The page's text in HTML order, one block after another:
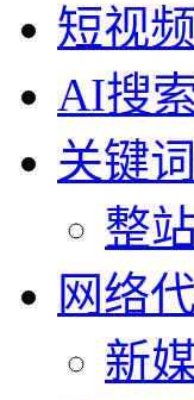
短视
AI搜
关键
整
网络
新